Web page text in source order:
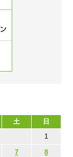
土
日
1
7 8